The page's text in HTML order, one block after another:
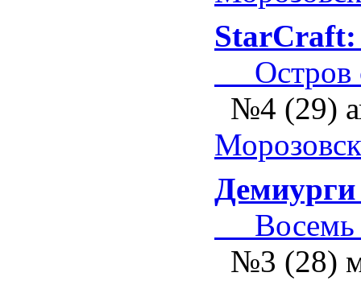
Остров
№4 (29)
Восемь
№3 (28)